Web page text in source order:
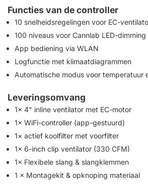
Functies van de controller
10 snelheidsregelingen voor EC-
100 niveaus voor Cannlab LED-dimming
App bediening via WLAN
Logfunctie met klimaatdiagrammen
Automatische modus voor temperatuur
Leveringsomvang
1× 4" inline ventilator met EC-motor
1× WiFi-controller (app-gestuurd)
1× actief koolfilter met voorfilter
1× 6-inch clip ventilator (330 CFM)
1× Flexibele slang & slangklemmen
1 × Montagekit & opknoping materiaal